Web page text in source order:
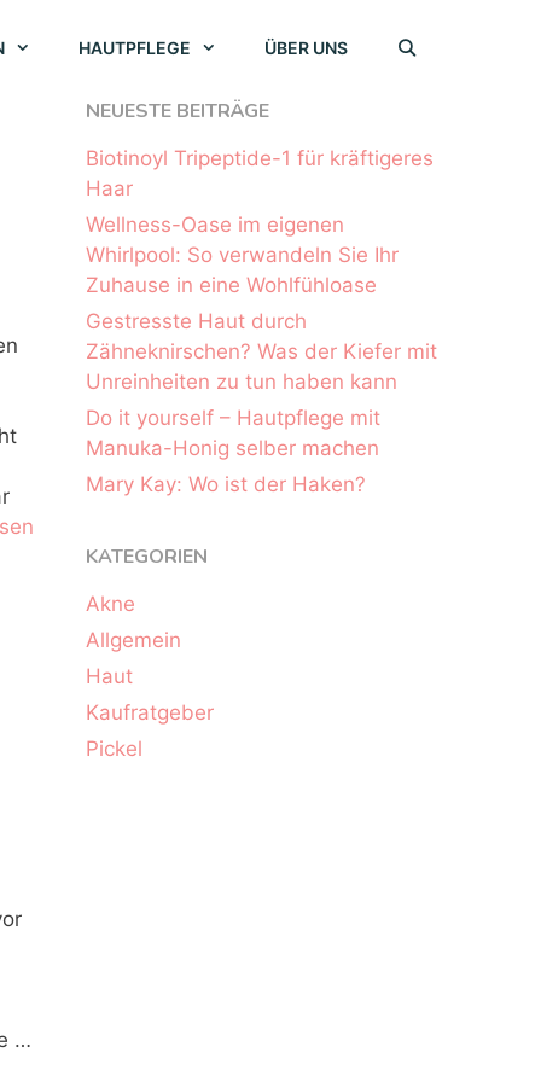
HAUTPFLEGE ÜBER UNS
…
NEUESTE BEITRÄGE
Biotinoyl Tripeptide-1 für kräftigeres
Haar
Wellness-Oase im eigenen
Whirlpool: So verwandeln Sie Ihr
Zuhause in eine Wohlfühloase
Gestresste Haut durch
Zähneknirschen? Was der Kiefer mit
Unreinheiten zu tun haben kann
Do it yourself – Hautpflege mit
Manuka-Honig selber machen
Mary Kay: Wo ist der Haken?
KATEGORIEN
Akne
Allgemein
Haut
Kaufratgeber
Pickel